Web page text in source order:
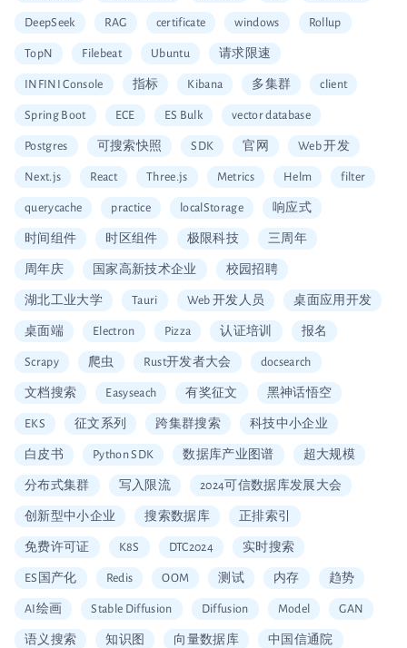
DeepSeek RAG certificate windows Rollup
TopN Filebeat Ubuntu 请求限速
INFINI Console 指标 Kibana 多集群 client
Spring Boot ECE ES Bulk vector database
Postgres 可搜索快照 SDK 官网 Web 开发
Next.js React Three.js Metrics Helm filter
querycache practice localStorage 响应式
时间组件 时区组件 极限科技 三周年
周年庆 国家高新技术企业 校园招聘
湖北工业大学 Tauri Web 开发人员 桌面应用开发
桌面端 Electron Pizza 认证培训 报名
Scrapy 爬虫 Rust开发者大会 docsearch
文档搜索 Easyseach 有奖征文 黑神话悟空
EKS 征文系列 跨集群搜索 科技中小企业
白皮书 Python SDK 数据库产业图谱 超大规模
分布式集群 写入限流 2024可信数据库发展大会
创新型中小企业 搜索数据库 正排索引
免费许可证 K8S DTC2024 实时搜索
ES国产化 Redis OOM 测试 内存 趋势
AI绘画 Stable Diffusion Diffusion Model GAN
语义搜索 知识图 向量数据库 中国信通院